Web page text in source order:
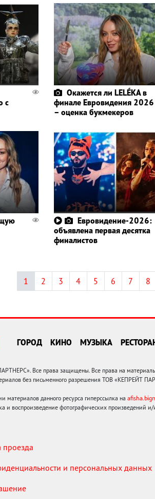
с
Окажется ли LELÉKA в
финале Евровидения 2026
– оценка букмекеров
Евровидение-2026:
объявлена первая десятка
финалистов
1 2 3 4 5 6 7 8
ГОРОД КИНО МУЗЫКА
Все права защищены. Все права на
без письменного разрешения ТОВ «КЕПРЕЙТ
материалов данного ресурса гиперссылка на
и воспроизведение фотографических произведений
проезда
и персональных данных